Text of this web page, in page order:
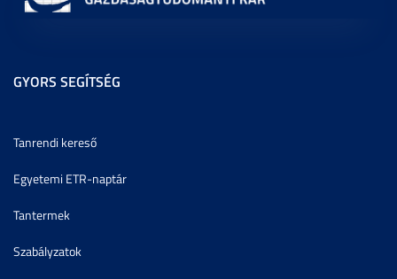
GYORS SEGÍTSÉG
Tanrendi kereső
Egyetemi ETR-naptár
Tantermek
Szabályzatok